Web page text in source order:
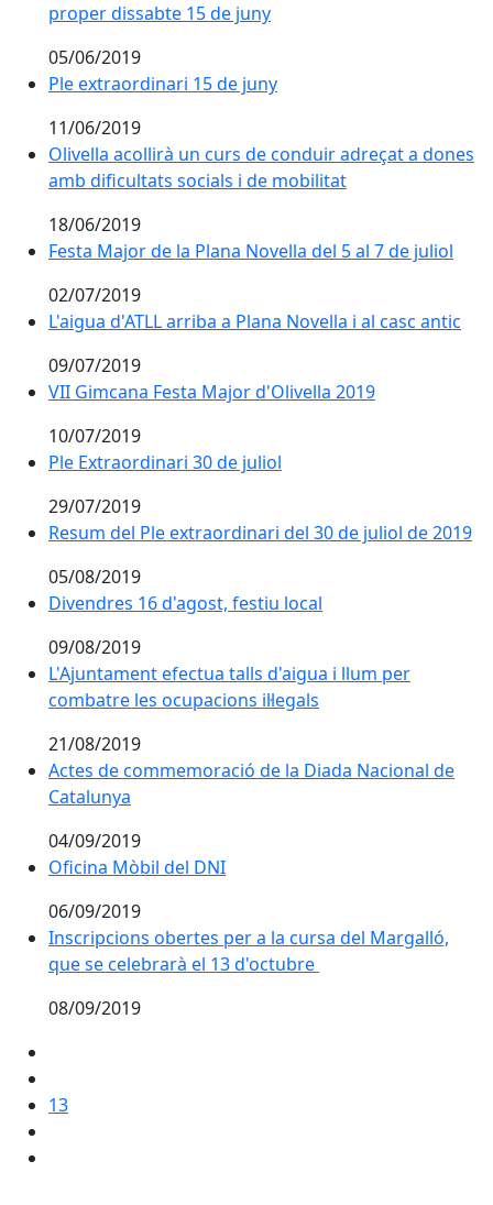
proper dissabte 15 de juny
05/06/2019
Ple extraordinari 15 de juny
11/06/2019
Olivella acollirà un curs de conduir adreçat a dones
amb dificultats socials i de mobilitat
18/06/2019
Festa Major de la Plana Novella del 5 al 7 de juliol
02/07/2019
L'aigua d'ATLL arriba a Plana Novella i al casc antic
09/07/2019
VII Gimcana Festa Major d'Olivella 2019
10/07/2019
Ple Extraordinari 30 de juliol
29/07/2019
Resum del Ple extraordinari del 30 de juliol de 2019
05/08/2019
Divendres 16 d'agost, festiu local
09/08/2019
L'Ajuntament efectua talls d'aigua i llum per
combatre les ocupacions il·legals
21/08/2019
Actes de commemoració de la Diada Nacional de
Catalunya
04/09/2019
Oficina Mòbil del DNI
06/09/2019
Inscripcions obertes per a la cursa del Margalló,
que se celebrarà el 13 d'octubre
08/09/2019
13